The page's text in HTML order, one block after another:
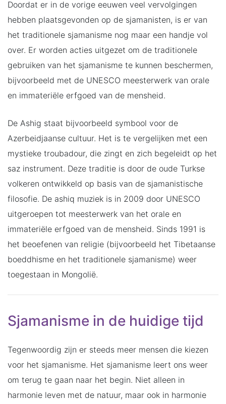
Doordat er in de vorige eeuwen veel vervolgingen
hebben plaatsgevonden op de sjamanisten, is er van
het traditionele sjamanisme nog maar een handje vol
over. Er worden acties uitgezet om de traditionele
gebruiken van het sjamanisme te kunnen beschermen,
bijvoorbeeld met de UNESCO meesterwerk van orale
en immateriële erfgoed van de mensheid.
De Ashig staat bijvoorbeeld symbool voor de
Azerbeidjaanse cultuur. Het is te vergelijken met een
mystieke troubadour, die zingt en zich begeleidt op het
saz instrument. Deze traditie is door de oude Turkse
volkeren ontwikkeld op basis van de sjamanistische
filosofie. De ashiq muziek is in 2009 door UNESCO
uitgeroepen tot meesterwerk van het orale en
immateriële erfgoed van de mensheid. Sinds 1991 is
het beoefenen van religie (bijvoorbeeld het Tibetaanse
boeddhisme en het traditionele sjamanisme) weer
toegestaan in Mongolië.
Sjamanisme in de huidige tijd
Tegenwoordig zijn er steeds meer mensen die kiezen
voor het sjamanisme. Het sjamanisme leert ons weer
om terug te gaan naar het begin. Niet alleen in
harmonie leven met de natuur, maar ook in harmonie